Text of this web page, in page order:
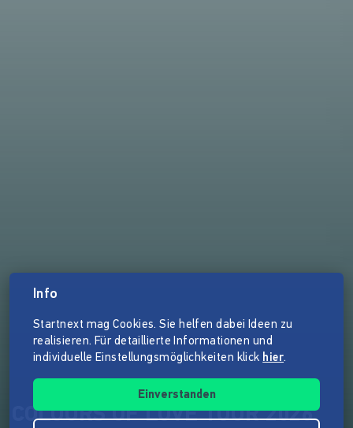
COLOURS OF LOVE TOUR 2026
Info
Startnext mag Cookies. Sie helfen dabei Ideen zu
realisieren. Für detaillierte Informationen und
individuelle Einstellungsmöglichkeiten klick hier.
Einverstanden